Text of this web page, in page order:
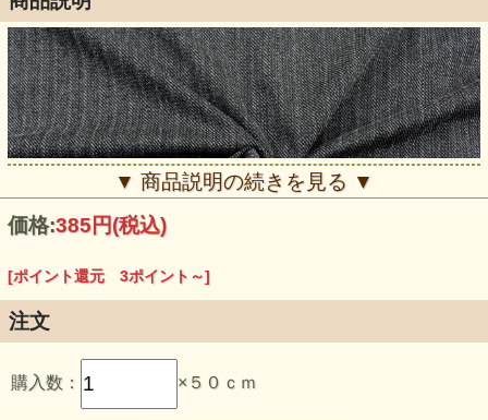
この生地のおすすめポイント
・濃淡のあるグレイ地に、白い糸の細かな筋が連なるシャン
ブレー調のニットです。
▼ 商品説明の続きを見る ▼
価格:385円(税込)
[ポイント還元 3ポイント～]
注文
購入数： ×５０ｃｍ